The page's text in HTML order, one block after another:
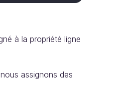
à la propriété ligne
assignons des